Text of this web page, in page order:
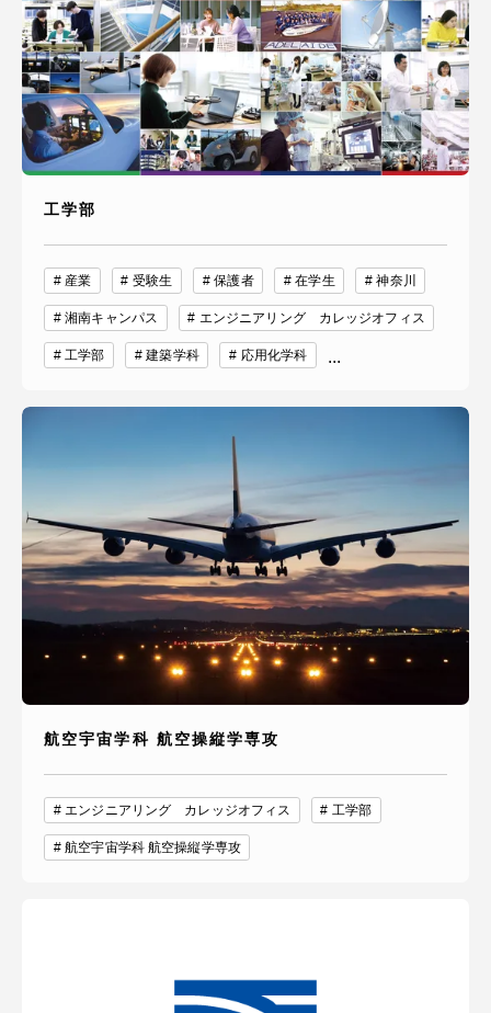
工学部
産業 受験生 保護者 在学生 神奈川
湘南キャンパス エンジニアリング カレッジオフィス
工学部 建築学科 応用化学科 ...
航空宇宙学科 航空操縦学専攻
エンジニアリング カレッジオフィス 工学部
航空宇宙学科 航空操縦学専攻
資料請求 お問い合わせ
在学生・保護者向けポータル（TIPS） 本学教職員向け情報